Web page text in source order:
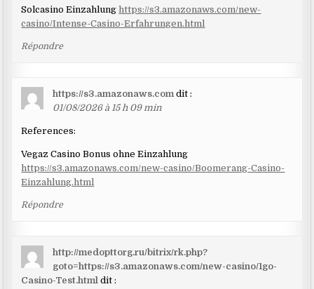
Solcasino Einzahlung https://s3.amazonaws.com/new-
casino/Intense-Casino-Erfahrungen.html
Répondre
https://s3.amazonaws.com dit :
01/08/2026 à 15 h 09 min
References:
Vegaz Casino Bonus ohne Einzahlung
https://s3.amazonaws.com/new-casino/Boomerang-Casino-
Einzahlung.html
Répondre
http://medopttorg.ru/bitrix/rk.php?
goto=https://s3.amazonaws.com/new-casino/1go-
Casino-Test.html dit :